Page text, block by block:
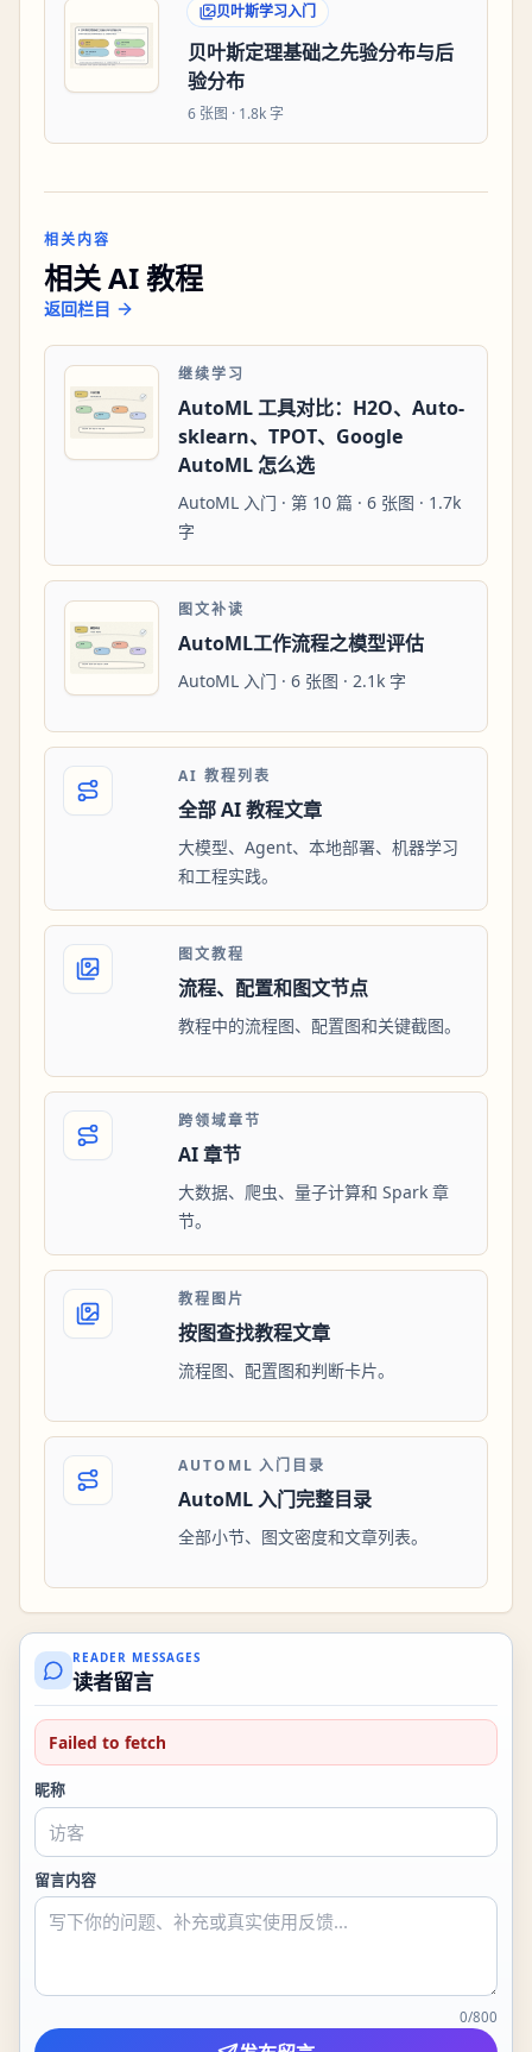
贝叶斯学习入门
贝叶斯定理基础之先验分布与后
验分布
6 张图 · 1.8k 字
相关内容
相关 AI 教程
返回栏目
继续学习
AutoML 工具对比：H2O、Auto-
sklearn、TPOT、Google
AutoML 怎么选
AutoML 入门 · 第 10 篇 · 6 张图 · 1.7k
字
图文补读
AutoML工作流程之模型评估
AutoML 入门 · 6 张图 · 2.1k 字
AI 教程列表
全部 AI 教程文章
大模型、Agent、本地部署、机器学习
和工程实践。
图文教程
流程、配置和图文节点
教程中的流程图、配置图和关键截图。
跨领域章节
AI 章节
大数据、爬虫、量子计算和 Spark 章
节。
教程图片
按图查找教程文章
流程图、配置图和判断卡片。
AUTOML 入门目录
AutoML 入门完整目录
全部小节、图文密度和文章列表。
READER MESSAGES
读者留言
Failed to fetch
昵称
留言内容
0/800